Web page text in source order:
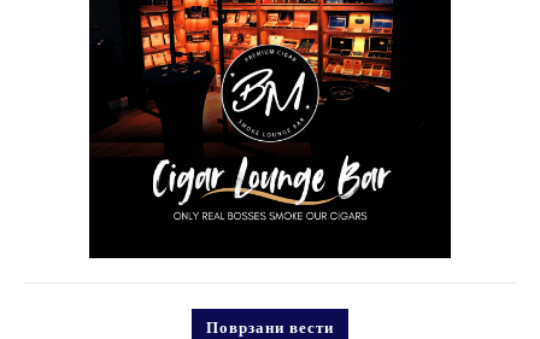
Поврзани вести